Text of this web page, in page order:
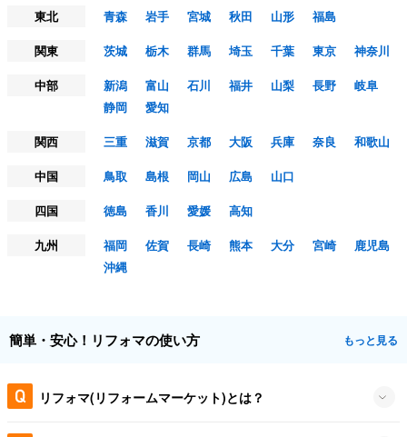
東北
青森 岩手 宮城 秋田 山形
福島
関東
茨城 栃木 群馬 埼玉 千葉 東京
神奈川
中部
新潟 富山 石川 福井 山梨 長野
岐阜
静岡
愛知
関西
三重 滋賀 京都 大阪 兵庫 奈良
和歌山
中国
鳥取 島根 岡山 広島
山口
四国
徳島 香川 愛媛
高知
九州
福岡 佐賀 長崎 熊本 大分 宮崎
鹿児島
沖縄
簡単・安心！リフォマの使い方 もっと見る
リフォマ(リフォームマーケット)とは？